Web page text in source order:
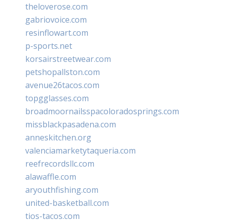
theloverose.com
gabriovoice.com
resinflowart.com
p-sports.net
korsairstreetwear.com
petshopallston.com
avenue26tacos.com
topgglasses.com
broadmoornailsspacoloradosprings.com
missblackpasadena.com
anneskitchen.org
valenciamarketytaqueria.com
reefrecordsllc.com
alawaffle.com
aryouthfishing.com
united-basketball.com
tios-tacos.com